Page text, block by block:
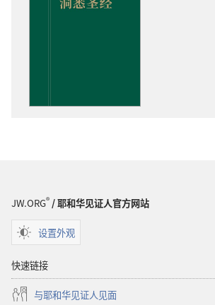
JW.ORG®/ 耶和华见证人官方网站
设置外观
快速链接
与耶和华见证人见面